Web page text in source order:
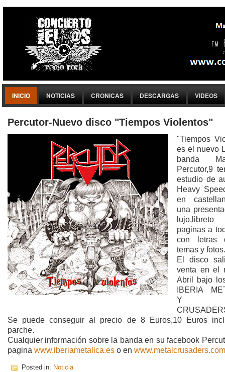
INICIO NOTICIAS CRONICAS DESCARGAS VIDEOS
Percutor-Nuevo disco "Tiempos Violentos"
"Tiempos
es el nuevo
banda
Percutor,9
estudio de
Heavy
en
una
paginas a
con letras
temas y fotos.
El disco
venta en el
Abril bajo
IBERIA
Y
Se puede conseguir al precio de 8 Euros,10 Euros
parche.
Cualquier información sobre la banda en su facebook
pagina www.iberiametalica.es o en www.metalcrusaders.com
Posted in: Noticia